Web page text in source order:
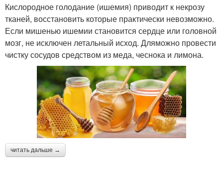
Кислородное голодание (ишемия) приводит к некрозу
тканей, восстановить которые практически невозможно.
Если мишенью ишемии становится сердце или головной
мозг, не исключен летальный исход. Дляможно провести
чистку сосудов средством из меда, чеснока и лимона.
читать дальше →